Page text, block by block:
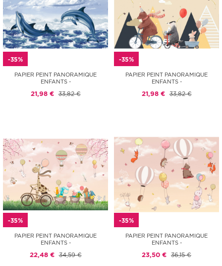
-35%
PAPIER PEINT PANORAMIQUE
ENFANTS -
21,98 € 33,82 €
-35%
PAPIER PEINT PANORAMIQUE
ENFANTS -
21,98 € 33,82 €
-35%
PAPIER PEINT PANORAMIQUE
ENFANTS -
22,48 € 34,59 €
-35%
PAPIER PEINT PANORAMIQUE
ENFANTS -
23,50 € 36,15 €